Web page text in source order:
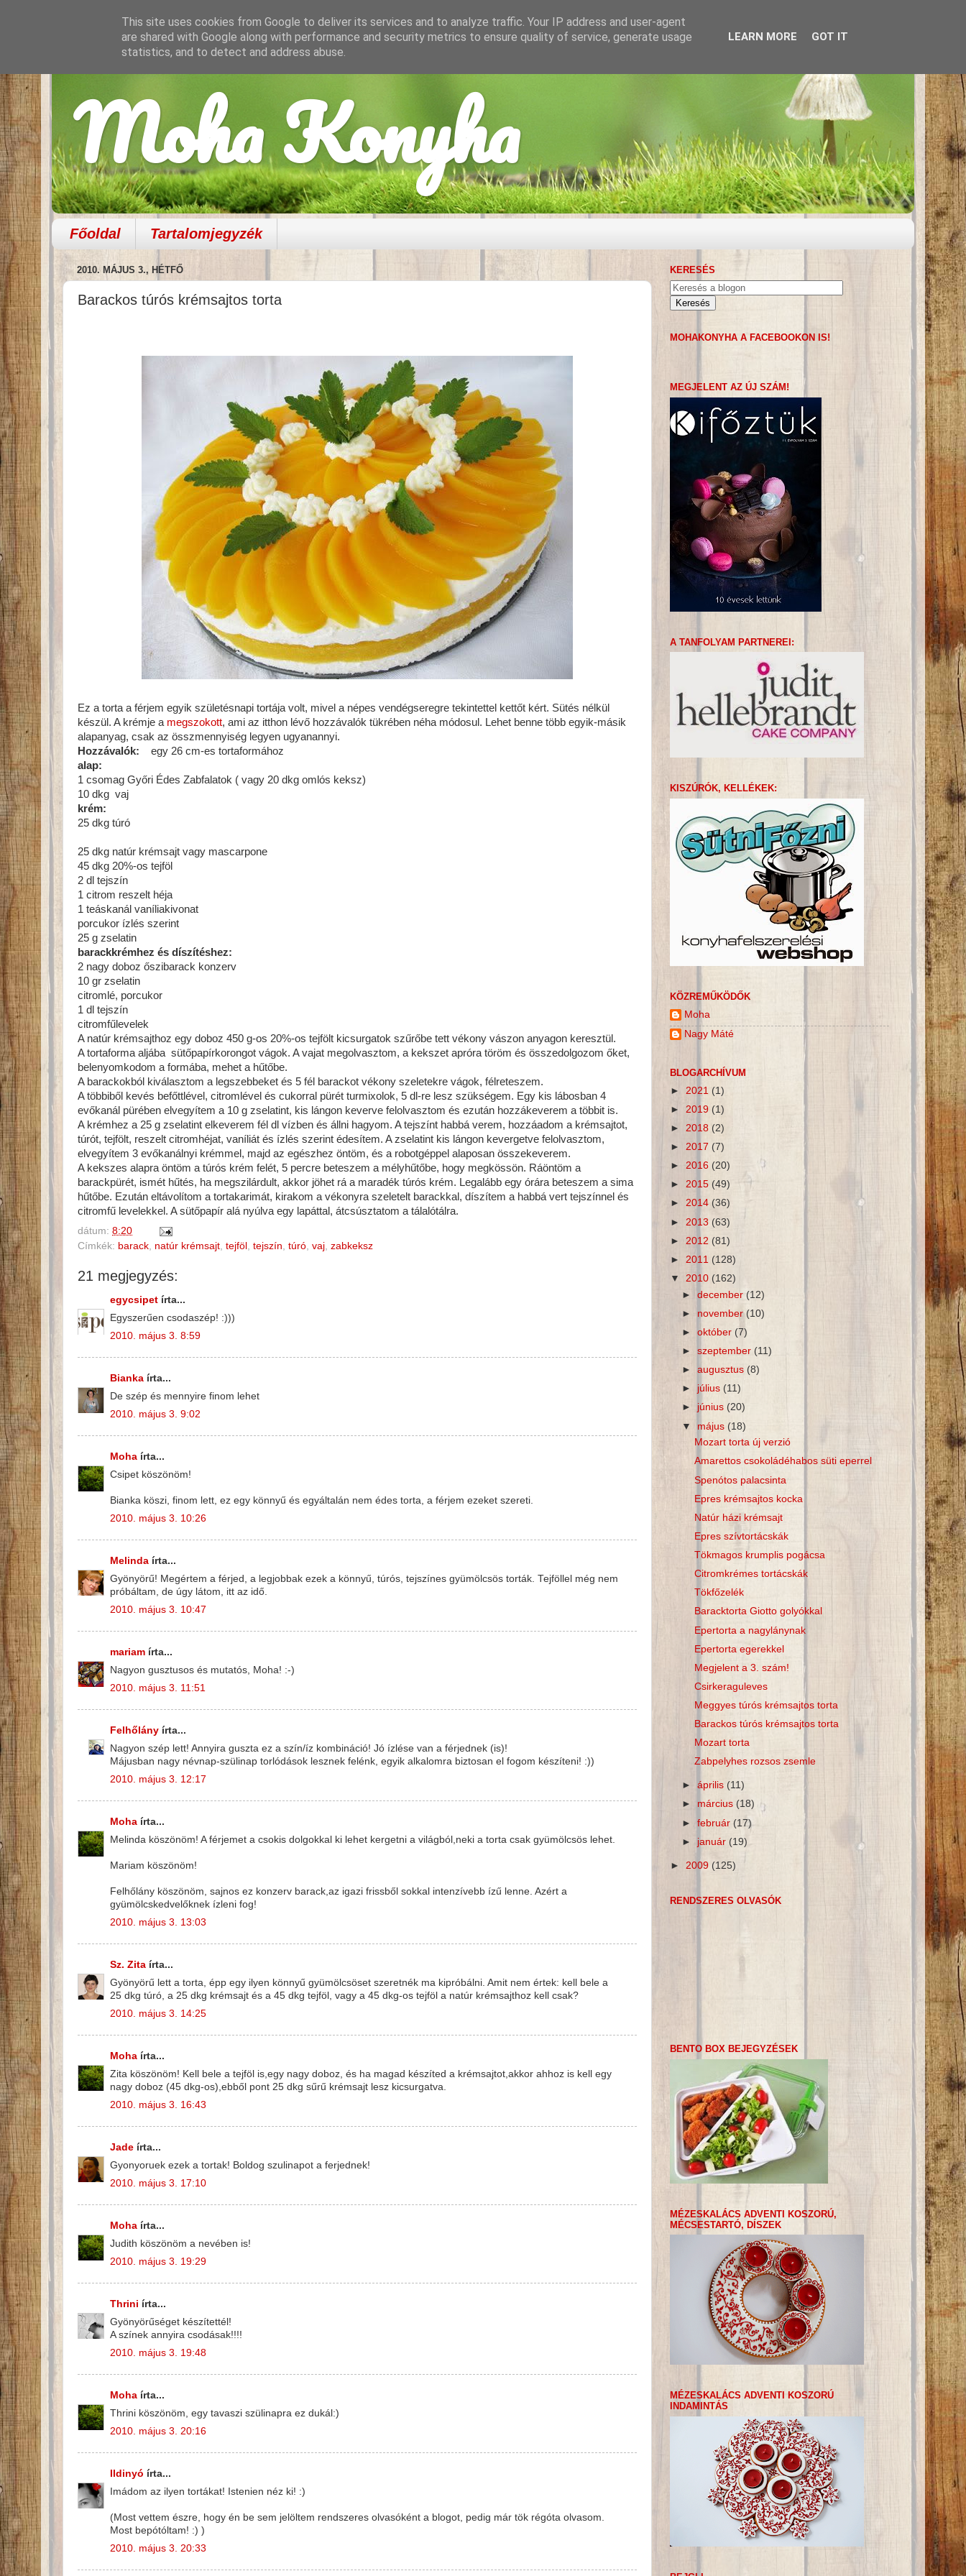
Moha Konyha
Főoldal Tartalomjegyzék
2010. MÁJUS 3., HÉTFŐ
Barackos túrós krémsajtos torta
Ez a torta a férjem egyik születésnapi tortája volt, mivel a népes vendégseregre tekintettel kettőt kért. Sütés nélkül
készül. A krémje a megszokott, ami az itthon lévő hozzávalók tükrében néha módosul. Lehet benne több egyik-másik
alapanyag, csak az összmennyiség legyen ugyanannyi.
Hozzávalók:
egy 26 cm-es tortaformához
alap:
1 csomag Győri Édes Zabfalatok ( vagy 20 dkg omlós keksz)
10 dkg vaj
krém:
25 dkg túró
25 dkg natúr krémsajt vagy mascarpone
45 dkg 20%-os tejföl
2 dl tejszín
1 citrom reszelt héja
1 teáskanál vaníliakivonat
porcukor ízlés szerint
25 g zselatin
barackkrémhez és díszítéshez:
2 nagy doboz őszibarack konzerv
10 gr zselatin
citromlé, porcukor
1 dl tejszín
citromfűlevelek
A natúr krémsajthoz egy doboz 450 g-os 20%-os tejfölt kicsurgatok szűrőbe tett vékony vászon anyagon keresztül.
A tortaforma aljába sütőpapírkorongot vágok. A vajat megolvasztom, a kekszet apróra töröm és összedolgozom őket,
belenyomkodom a formába, mehet a hűtőbe.
A barackokból kiválasztom a legszebbeket és 5 fél barackot vékony szeletekre vágok, félreteszem.
A többiből kevés befőttlével, citromlével és cukorral pürét turmixolok, 5 dl-re lesz szükségem. Egy kis lábosban 4
evőkanál pürében elvegyítem a 10 g zselatint, kis lángon keverve felolvasztom és ezután hozzákeverem a többit is.
A krémhez a 25 g zselatint elkeverem fél dl vízben és állni hagyom. A tejszínt habbá verem, hozzáadom a krémsajtot,
túrót, tejfölt, reszelt citromhéjat, vaníliát és ízlés szerint édesítem. A zselatint kis lángon kevergetve felolvasztom,
elvegyítem 3 evőkanálnyi krémmel, majd az egészhez öntöm, és a robotgéppel alaposan összekeverem.
A kekszes alapra öntöm a túrós krém felét, 5 percre beteszem a mélyhűtőbe, hogy megkössön. Ráöntöm a
barackpürét, ismét hűtés, ha megszilárdult, akkor jöhet rá a maradék túrós krém. Legalább egy órára beteszem a sima
hűtőbe. Ezután eltávolítom a tortakarimát, kirakom a vékonyra szeletelt barackkal, díszítem a habbá vert tejszínnel és
citromfű levelekkel. A sütőpapír alá nyúlva egy lapáttal, átcsúsztatom a tálalótálra.
dátum: 8:20
Címkék: barack natúr krémsajt tejföl tejszín túró vaj zabkeksz
21 megjegyzés:
egycsipet írta...
Egyszerűen csodaszép! :)))
2010. május 3. 8:59
Bianka írta...
De szép és mennyire finom lehet
2010. május 3. 9:02
Moha írta...
Csipet köszönöm!
Bianka köszi, finom lett, ez egy könnyű és egyáltalán nem édes torta, a férjem ezeket szereti.
2010. május 3. 10:26
Melinda írta...
Gyönyörű! Megértem a férjed, a legjobbak ezek a könnyű, túrós, tejszínes gyümölcsös torták. Tejföllel még nem
próbáltam, de úgy látom, itt az idő.
2010. május 3. 10:47
mariam írta...
Nagyon gusztusos és mutatós, Moha! :-)
2010. május 3. 11:51
Felhőlány írta...
Nagyon szép lett! Annyira guszta ez a szín/íz kombináció! Jó ízlése van a férjednek (is)!
Májusban nagy névnap-szülinap torlódások lesznek felénk, egyik alkalomra biztosan el fogom készíteni! :))
2010. május 3. 12:17
Moha írta...
Melinda köszönöm! A férjemet a csokis dolgokkal ki lehet kergetni a világból,neki a torta csak gyümölcsös lehet.
Mariam köszönöm!
Felhőlány köszönöm, sajnos ez konzerv barack,az igazi frissből sokkal intenzívebb ízű lenne. Azért a
gyümölcskedvelőknek ízleni fog!
2010. május 3. 13:03
Sz. Zita írta...
Gyönyörű lett a torta, épp egy ilyen könnyű gyümölcsöset szeretnék ma kipróbálni. Amit nem értek: kell bele a
25 dkg túró, a 25 dkg krémsajt és a 45 dkg tejföl, vagy a 45 dkg-os tejföl a natúr krémsajthoz kell csak?
2010. május 3. 14:25
Moha írta...
Zita köszönöm! Kell bele a tejföl is,egy nagy doboz, és ha magad készíted a krémsajtot,akkor ahhoz is kell egy
nagy doboz (45 dkg-os),ebből pont 25 dkg sűrű krémsajt lesz kicsurgatva.
2010. május 3. 16:43
Jade írta...
Gyonyoruek ezek a tortak! Boldog szulinapot a ferjednek!
2010. május 3. 17:10
Moha írta...
Judith köszönöm a nevében is!
2010. május 3. 19:29
Thrini írta...
Gyönyörűséget készítettél!
A színek annyira csodásak!!!!
2010. május 3. 19:48
Moha írta...
Thrini köszönöm, egy tavaszi szülinapra ez dukál:)
2010. május 3. 20:16
Ildinyó írta...
Imádom az ilyen tortákat! Istenien néz ki! :)
(Most vettem észre, hogy én be sem jelöltem rendszeres olvasóként a blogot, pedig már tök régóta olvasom.
Most bepótóltam! :) )
2010. május 3. 20:33
KERESÉS
MOHAKONYHA A FACEBOOKON IS!
MEGJELENT AZ ÚJ SZÁM!
A TANFOLYAM PARTNEREI:
KISZÚRÓK, KELLÉKEK:
KÖZREMŰKÖDŐK
Moha
Nagy Máté
BLOGARCHÍVUM
► 2021 (1)
► 2019 (1)
► 2018 (2)
► 2017 (7)
► 2016 (20)
► 2015 (49)
► 2014 (36)
► 2013 (63)
► 2012 (81)
► 2011 (128)
▼ 2010 (162)
►december(12)
► november (10)
►október (7)
►szeptember(11)
►augusztus (8)
► július(11)
► június(20)
▼ május (18)
Mozart torta új verzió
Amarettos csokoládéhabos süti eperrel
Spenótos palacsinta
Epres krémsajtos kocka
Natúr házi krémsajt
Epres szívtortácskák
Tökmagos krumplis pogácsa
Citromkrémes tortácskák
Tökfőzelék
Baracktorta Giotto golyókkal
Epertorta a nagylánynak
Epertorta egerekkel
Megjelent a 3. szám!
Csirkeraguleves
Meggyes túrós krémsajtos torta
Barackos túrós krémsajtos torta
Mozart torta
Zabpelyhes rozsos zsemle
►április (11)
► március(18)
►február(17)
► január (19)
► 2009 (125)
RENDSZERES OLVASÓK
BENTO BOX BEJEGYZÉSEK
MÉZESKALÁCS ADVENTI KOSZORÚ,
MÉCSESTARTÓ, DÍSZEK
MÉZESKALÁCS ADVENTI KOSZORÚ
INDAMINTÁS
This site uses cookies from Google to deliver its services and to analyze traffic. Your IP address and user-agent
are shared with Google along with performance and security metrics to ensure quality of service, generate usage
statistics, and to detect and address abuse.
LEARN MORE GOT IT